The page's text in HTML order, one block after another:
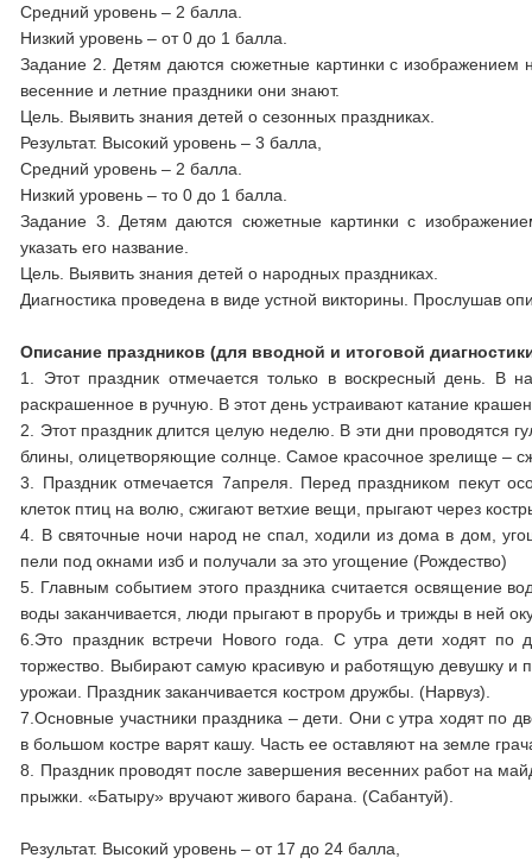
Средний уровень – 2 балла.
Низкий уровень – от 0 до 1 балла.
Задание 2. Детям даются сюжетные картинки с изображением
весенние и летние праздники они знают.
Цель. Выявить знания детей о сезонных праздниках.
Результат. Высокий уровень – 3 балла,
Средний уровень – 2 балла.
Низкий уровень – то 0 до 1 балла.
Задание 3. Детям даются сюжетные картинки с
указать его название.
Цель. Выявить знания детей о народных праздниках.
Диагностика проведена в виде устной викторины. Прослушав
Описание праздников (для вводной и итоговой
1. Этот праздник отмечается только в воскресный день. В
раскрашенное в ручную. В этот день устраивают катание
2. Этот праздник длится целую неделю. В эти дни проводятся
блины, олицетворяющие солнце. Самое красочное зрелище –
3. Праздник отмечается 7апреля. Перед праздником пекут
клеток птиц на волю, сжигают ветхие вещи, прыгают через
4. В святочные ночи народ не спал, ходили из дома в дом,
пели под окнами изб и получали за это угощение (Рождество)
5. Главным событием этого праздника считается освящение
воды заканчивается, люди прыгают в прорубь и трижды в ней
6.Это праздник встречи Нового года. С утра дети ходят
торжество. Выбирают самую красивую и работящую девушку и
урожаи. Праздник заканчивается костром дружбы. (Нарвуз).
7.Основные участники праздника – дети. Они с утра ходят по
в большом костре варят кашу. Часть ее оставляют на земле
8. Праздник проводят после завершения весенних работ на
прыжки. «Батыру» вручают живого барана. (Сабантуй).
Результат. Высокий уровень – от 17 до 24 балла,